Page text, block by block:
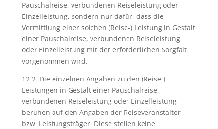
Pauschalreise, verbundenen Reiseleistung oder
Einzelleistung, sondern nur dafür, dass die
Vermittlung einer solchen (Reise-) Leistung in Gestalt
einer Pauschalreise, verbundenen Reiseleistung
oder Einzelleistung mit der erforderlichen Sorgfalt
vorgenommen wird.
12.2. Die einzelnen Angaben zu den (Reise-)
Leistungen in Gestalt einer Pauschalreise,
verbundenen Reiseleistung oder Einzelleistung
beruhen auf den Angaben der Reiseveranstalter
bzw. Leistungsträger. Diese stellen keine